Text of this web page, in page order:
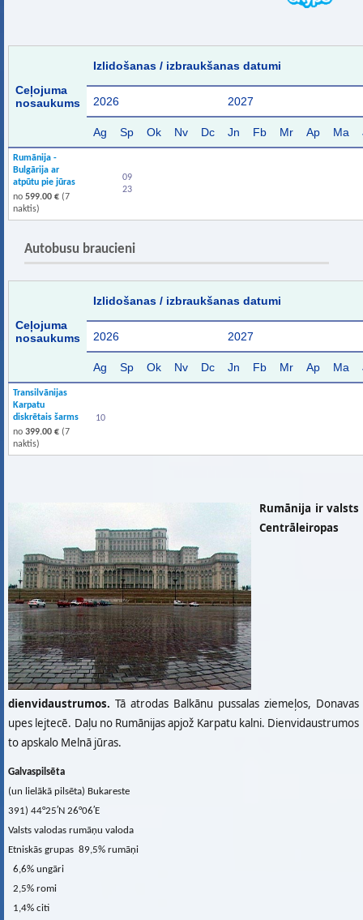
Ceļojuma
nosaukums
Izlidošanas / izbraukšanas datumi
2026 2027
Ag Sp Ok Nv Dc Jn Fb Mr Ap Ma
Rumānija -
Bulgārija ar
atpūtu pie jūras
no 599.00 € (7
naktis)
09
23
Autobusu braucieni
Ceļojuma
nosaukums
Izlidošanas / izbraukšanas datumi
2026 2027
Ag Sp Ok Nv Dc Jn Fb Mr Ap Ma
Transilvānijas
Karpatu
diskrētais šarms
no 399.00 € (7
naktis)
10
Rumānija ir valsts
Centrāleiropas
dienvidaustrumos. Tā atrodas Balkānu pussalas ziemeļos, Donavas
upes lejtecē. Daļu no Rumānijas apjož Karpatu kalni. Dienvidaustrumos
to apskalo Melnā jūras.
Galvaspilsēta
(un lielākā pilsēta) Bukareste
391) 44°25′N 26°06′E
Valsts valodas rumāņu valoda
Etniskās grupas 89,5% rumāņi
6,6% ungāri
2,5% romi
1,4% citi